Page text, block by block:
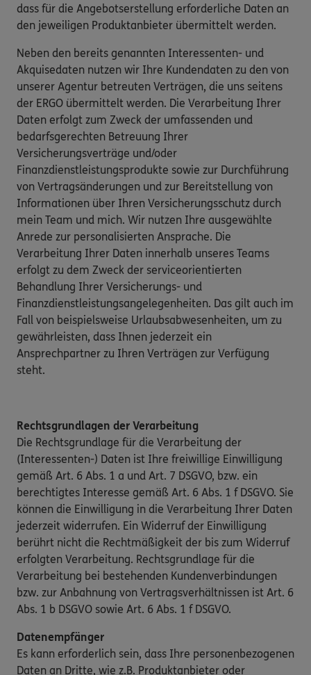
dass für die Angebotserstellung erforderliche Daten an
den jeweiligen Produktanbieter übermittelt werden.
Neben den bereits genannten Interessenten- und
Akquisedaten nutzen wir Ihre Kundendaten zu den von
unserer Agentur betreuten Verträgen, die uns seitens
der ERGO übermittelt werden. Die Verarbeitung Ihrer
Daten erfolgt zum Zweck der umfassenden und
bedarfsgerechten Betreuung Ihrer
Versicherungsverträge und/oder
Finanzdienstleistungsprodukte sowie zur Durchführung
von Vertragsänderungen und zur Bereitstellung von
Informationen über Ihren Versicherungsschutz durch
mein Team und mich. Wir nutzen Ihre ausgewählte
Anrede zur personalisierten Ansprache. Die
Verarbeitung Ihrer Daten innerhalb unseres Teams
erfolgt zu dem Zweck der serviceorientierten
Behandlung Ihrer Versicherungs- und
Finanzdienstleistungsangelegenheiten. Das gilt auch im
Fall von beispielsweise Urlaubsabwesenheiten, um zu
gewährleisten, dass Ihnen jederzeit ein
Ansprechpartner zu Ihren Verträgen zur Verfügung
steht.
Rechtsgrundlagen der Verarbeitung
Die Rechtsgrundlage für die Verarbeitung der
(Interessenten-) Daten ist Ihre freiwillige Einwilligung
gemäß Art. 6 Abs. 1 a und Art. 7 DSGVO, bzw. ein
berechtigtes Interesse gemäß Art. 6 Abs. 1 f DSGVO. Sie
können die Einwilligung in die Verarbeitung Ihrer Daten
jederzeit widerrufen. Ein Widerruf der Einwilligung
berührt nicht die Rechtmäßigkeit der bis zum Widerruf
erfolgten Verarbeitung. Rechtsgrundlage für die
Verarbeitung bei bestehenden Kundenverbindungen
bzw. zur Anbahnung von Vertragsverhältnissen ist Art. 6
Abs. 1 b DSGVO sowie Art. 6 Abs. 1 f DSGVO.
Datenempfänger
Es kann erforderlich sein, dass Ihre personenbezogenen
Daten an Dritte, wie z.B. Produktanbieter oder